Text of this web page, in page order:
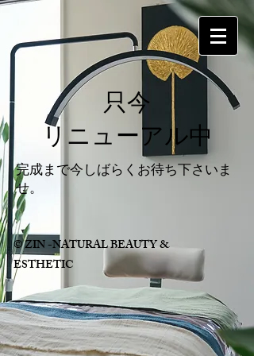
​只今
リニューアル中
​完成まで今しばらくお待ち下さいま
せ。
© ZIN -NATURAL BEAUTY &
ESTHETIC